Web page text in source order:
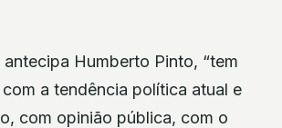
Humberto Pinto, “tem
a tendência política atual e
com opinião pública, com o